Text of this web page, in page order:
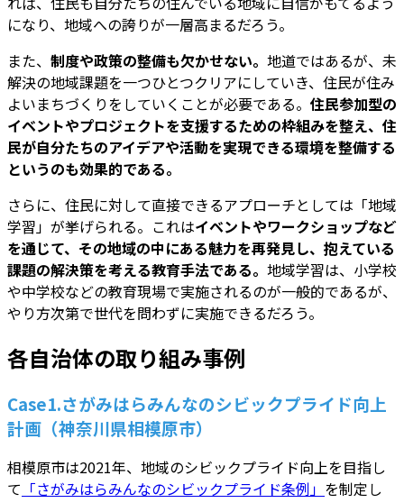
になり、地域への誇りが一層高まるだろう。
また、 制度や政策の整備も欠かせない。 地道ではあるが、未
解決の地域課題を一つひとつクリアにしていき、住民が住み
よいまちづくりをしていくことが必要である。 住民参加型の
イベントやプロジェクトを支援するための枠組みを整え、住
民が自分たちのアイデアや活動を実現できる環境を整備する
というのも効果的である。
さらに、住民に対して直接できるアプローチとしては「地域
学習」が挙げられる。これはイベントやワークショップなど
を通じて、その地域の中にある魅力を再発見し、抱えている
課題の解決策を考える教育手法である。 地域学習は、小学校
や中学校などの教育現場で実施されるのが一般的であるが、
やり方次第で世代を問わずに実施できるだろう。
各自治体の取り組み事例
Case1.さがみはらみんなのシビックプライド向上
計画（神奈川県相模原市）
相模原市は2021年、地域のシビックプライド向上を目指し
て 「さがみはらみんなのシビックプライド条例」 を制定し